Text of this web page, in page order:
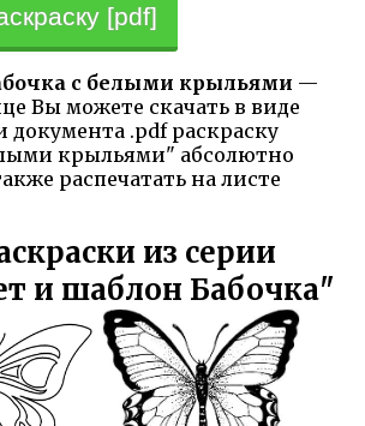
[pdf]
с белыми крыльями —
Вы можете скачать в виде
.pdf раскраску
крыльями" абсолютно
распечатать на листе
из серии
и шаблон Бабочка"